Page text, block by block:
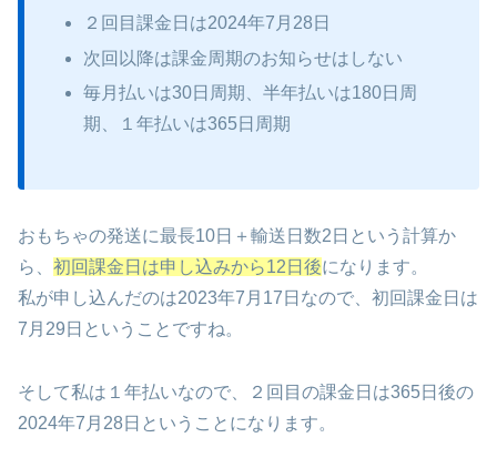
２回目課金日は2024年7月28日
次回以降は課金周期のお知らせはしない
毎月払いは30日周期、半年払いは180日周
期、１年払いは365日周期
おもちゃの発送に最長10日＋輸送日数2日という計算か
ら、 初回課金日は申し込みから12日後になります。
私が申し込んだのは2023年7月17日なので、初回課金日は
7月29日ということですね。
そして私は１年払いなので、２回目の課金日は365日後の
2024年7月28日ということになります。